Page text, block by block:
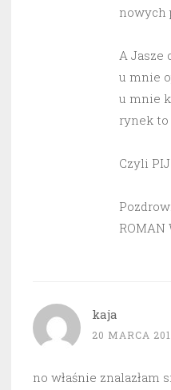
nowych
A Jasze
u mnie
u mnie
rynek to
Czyli
ROMAN
kaja
20 MARCA
no właśnie znalazłam